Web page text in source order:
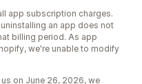
app subscription charges.
an app does not
billing period. As app
we're unable to modify
on June 26, 2026, we